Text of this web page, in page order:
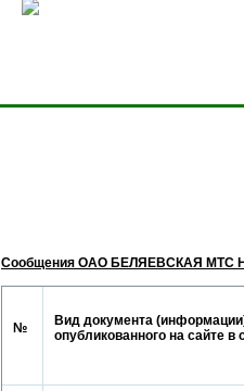
Сообщения ОАО БЕЛЯЕВСКАЯ МТС
№
Вид документа
опубликованного на сайте в